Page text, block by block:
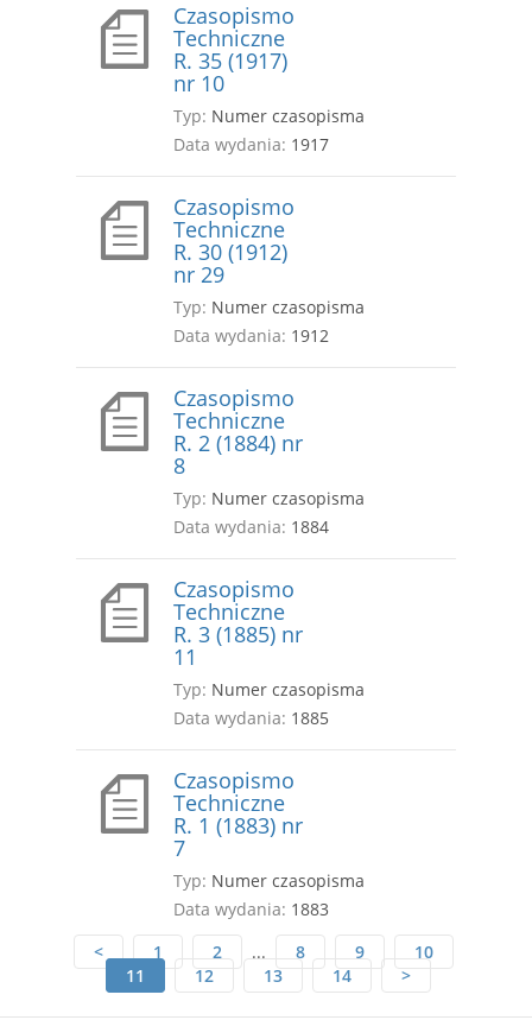
Czasopismo
Techniczne
R. 35 (1917)
nr 10
Typ: Numer czasopisma
Data wydania: 1917
Czasopismo
Techniczne
R. 30 (1912)
nr 29
Typ: Numer czasopisma
Data wydania: 1912
Czasopismo
Techniczne
R. 2 (1884) nr
8
Typ: Numer czasopisma
Data wydania: 1884
Czasopismo
Techniczne
R. 3 (1885) nr
11
Typ: Numer czasopisma
Data wydania: 1885
Czasopismo
Techniczne
R. 1 (1883) nr
7
Typ: Numer czasopisma
Data wydania: 1883
<
1 2 ... 8 9
10
11
12 13 14 >